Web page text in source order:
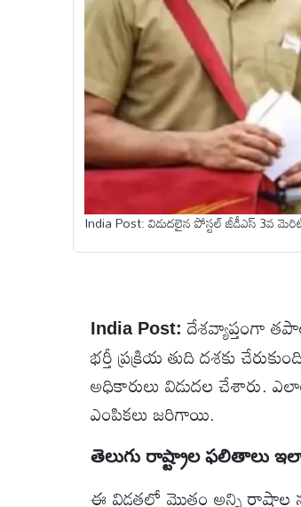
వ్యవసాయం
India Post: విడుదలైన పోస్టల్ జీడీఎస్ 3వ
India Post: దేశవ్యాప్తంగా
భర్తీ ప్రక్రియ తుది దశకు
అధికారులు విడుదల చేశారు.
ఎంపికలు జరిగాయి.
తెలుగు రాష్ట్రాల ఫలితాలు
ఈ విడతలో మొత్తం అన్ని రాష్ట్రాల